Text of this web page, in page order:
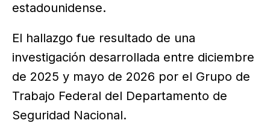
estadounidense.
El hallazgo fue resultado de una
investigación desarrollada entre diciembre
de 2025 y mayo de 2026 por el Grupo de
Trabajo Federal del Departamento de
Seguridad Nacional.